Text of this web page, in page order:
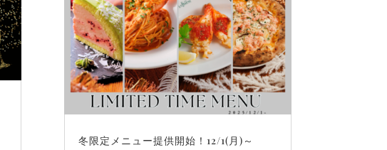
冬限定メニュー提供開始！12/1(月)～